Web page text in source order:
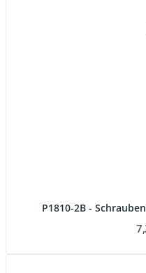
P1810-2B -